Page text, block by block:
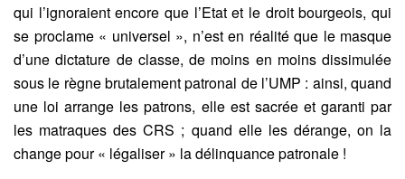
qui l’ignoraient encore que l’Etat et le droit bourgeois, qui
se proclame « universel », n’est en réalité que le masque
d’une dictature de classe, de moins en moins dissimulée
sous le règne brutalement patronal de l’UMP : ainsi, quand
une loi arrange les patrons, elle est sacrée et garanti par
les matraques des CRS ; quand elle les dérange, on la
change pour « légaliser » la délinquance patronale !